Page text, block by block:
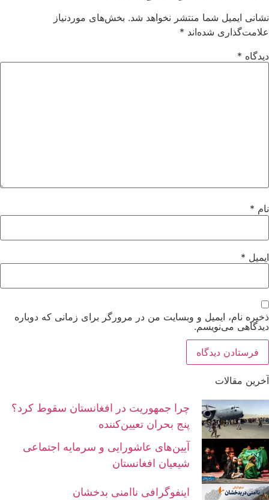
نشانی ایمیل شما منتشر نخواهد شد. بخش‌های موردنیاز
علامت‌گذاری شده‌اند *
دیدگاه *
نام *
ایمیل *
ذخیره نام، ایمیل و وبسایت من در مرورگر برای زمانی که دوباره
دیدگاهی می‌نویسم.
آخرین مقالات
چرا جمهوریت در افغانستان سقوط کرد؟
پنج بحران تعیین‌کننده
آیین‌های عاشورایی و سرمایه اجتماعی
شیعیان افغانستان
اینفوگرافی ناامنی بدخشان